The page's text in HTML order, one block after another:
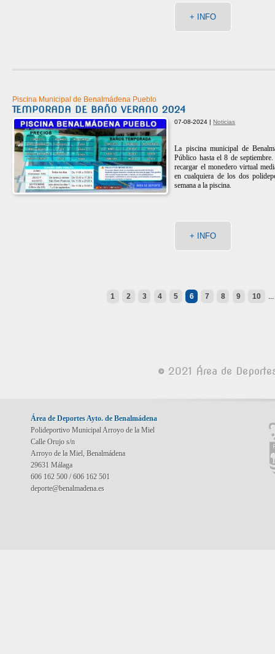
+ INFO
Piscina Municipal de Benalmádena Pueblo
TEMPORADA DE BAÑO VERANO 2024
07-08-2024 |Noticias
La piscina municipal de
Público hasta el 8 de
recargar el monedero virtual
en cualquiera de los dos
semana a la piscina.
+ INFO
1 2 3 4 5 6 7 8 9 10
© 2021 Área de
Área de Deportes Ayto. de Benalmádena
Polideportivo Municipal Arroyo de la Miel
Calle Orujo s/n
Arroyo de la Miel, Benalmádena
29631 Málaga
606 162 500 / 606 162 501
deporte@benalmadena.es